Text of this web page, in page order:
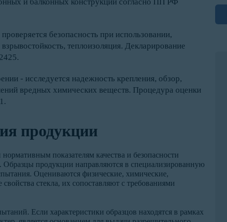
безопасность при использовании,
теплоизоляция. Декларирование
- исследуется надежность крепления, обзор,
вредных химических веществ. Процедура оценки
продукции
показателям качества и безопасности
Образцы продукции направляются в специализированную
Оцениваются физические, химические,
стекла, их сопоставляют с требованиями
Если характеристики образцов находятся в рамках